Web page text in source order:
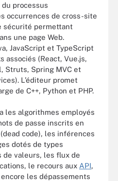
processus
occurrences de cross-site
sécurité permettant
une page Web.
JavaScript et TypeScript
associés (React, Vue.js,
Struts, Spring MVC et
L’éditeur promet
de C++, Python et PHP.
a les algorithmes employés
de passe inscrits en
code), les inférences
dotés de types
de valeurs, les flux de
le recours aux API,
les dépassements